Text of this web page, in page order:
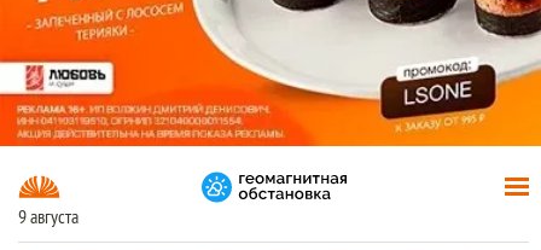
9 августа